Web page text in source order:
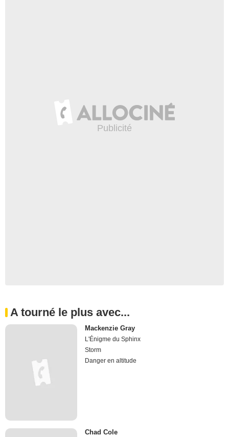
A tourné le plus avec...
Mackenzie Gray
L'Énigme du Sphinx
Storm
Danger en altitude
Chad Cole